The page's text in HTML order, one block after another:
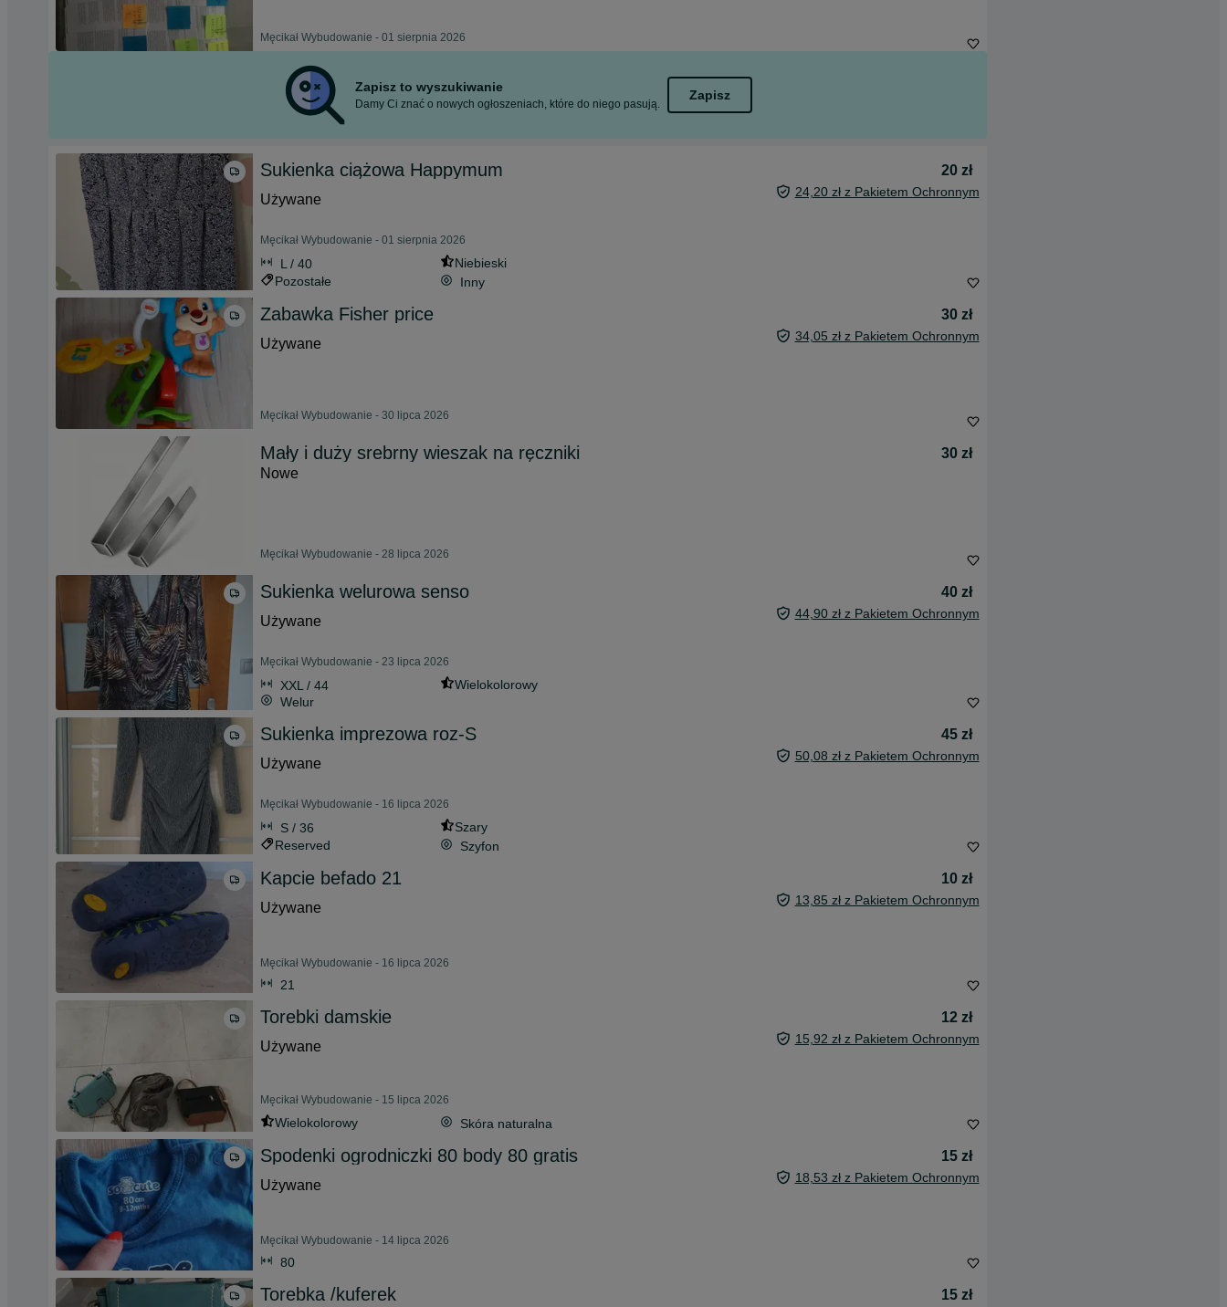
Męcikał Wybudowanie - 01 sierpnia 2026
Zapisz to wyszukiwanie
Damy Ci znać o nowych ogłoszeniach, które do niego pasują.
Zapisz
Sukienka ciążowa Happymum
20 zł
Używane
24,20 zł z Pakietem Ochronnym
Męcikał Wybudowanie - 01 sierpnia 2026
L / 40
Niebieski
Pozostałe
Inny
Zabawka Fisher price
30 zł
Używane
34,05 zł z Pakietem Ochronnym
Męcikał Wybudowanie - 30 lipca 2026
Mały i duży srebrny wieszak na ręczniki
30 zł
Nowe
Męcikał Wybudowanie - 28 lipca 2026
Sukienka welurowa senso
40 zł
Używane
44,90 zł z Pakietem Ochronnym
Męcikał Wybudowanie - 23 lipca 2026
XXL / 44
Wielokolorowy
Welur
Sukienka imprezowa roz-S
45 zł
Używane
50,08 zł z Pakietem Ochronnym
Męcikał Wybudowanie - 16 lipca 2026
S / 36
Szary
Reserved
Szyfon
Kapcie befado 21
10 zł
Używane
13,85 zł z Pakietem Ochronnym
Męcikał Wybudowanie - 16 lipca 2026
21
Torebki damskie
12 zł
Używane
15,92 zł z Pakietem Ochronnym
Męcikał Wybudowanie - 15 lipca 2026
Wielokolorowy Skóra naturalna
Spodenki ogrodniczki 80 body 80 gratis
15 zł
Używane
18,53 zł z Pakietem Ochronnym
Męcikał Wybudowanie - 14 lipca 2026
80
Torebka /kuferek 15 zł